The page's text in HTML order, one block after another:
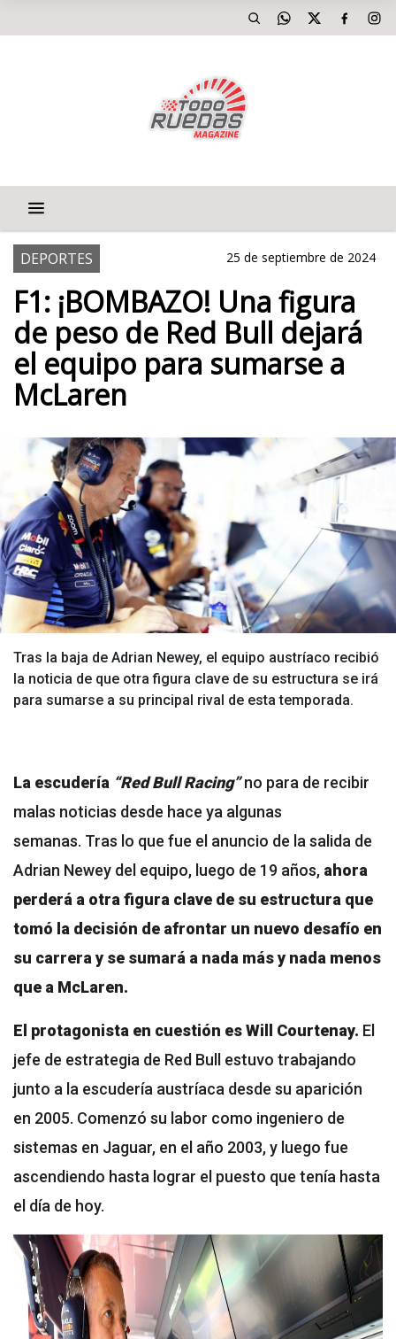
DEPORTES 25 de septiembre de 2024
F1: ¡BOMBAZO! Una figura
de peso de Red Bull dejará
el equipo para sumarse a
McLaren
Tras la baja de Adrian Newey, el equipo austríaco recibió
la noticia de que otra figura clave de su estructura se irá
para sumarse a su principal rival de esta temporada.
La escudería “Red Bull Racing” no para de recibir
malas noticias desde hace ya algunas
semanas. Tras lo que fue el anuncio de la salida de
Adrian Newey del equipo, luego de 19 años, ahora
perderá a otra figura clave de su estructura que
tomó la decisión de afrontar un nuevo desafío en
su carrera y se sumará a nada más y nada menos
que a McLaren.
El protagonista en cuestión es Will Courtenay. El
jefe de estrategia de Red Bull estuvo trabajando
junto a la escudería austríaca desde su aparición
en 2005. Comenzó su labor como ingeniero de
sistemas en Jaguar, en el año 2003, y luego fue
ascendiendo hasta lograr el puesto que tenía hasta
el día de hoy.